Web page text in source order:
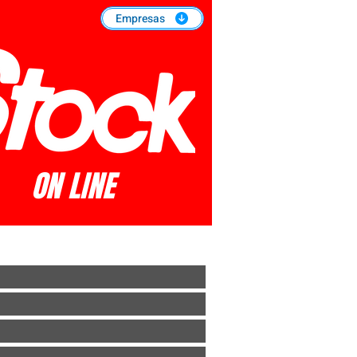
ON LINE
Empresas